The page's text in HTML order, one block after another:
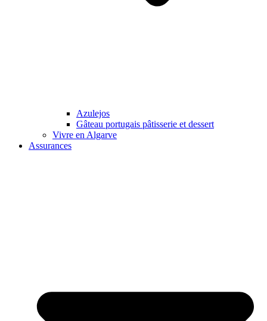
Azulejos
Gâteau portugais pâtisserie et dessert
Vivre en Algarve
Assurances